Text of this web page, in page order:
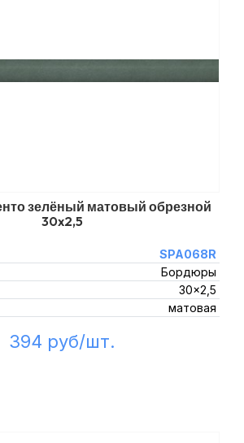
зелёный матовый обрезной
30x2,5
SPA068R
Бордюры
30x2,5
матовая
394 руб/шт.